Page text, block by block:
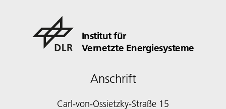
Institut für
Vernetzte Energiesysteme
Anschrift
Carl-von-Ossietzky-Straße 15